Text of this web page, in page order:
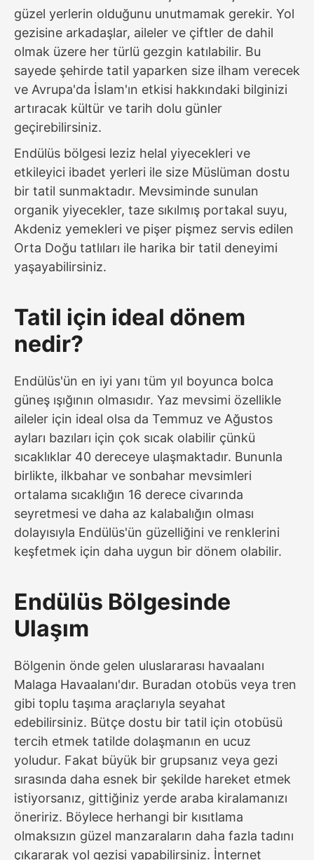
güzel yerlerin olduğunu unutmamak gerekir. Yol
gezisine arkadaşlar, aileler ve çiftler de dahil
olmak üzere her türlü gezgin katılabilir. Bu
sayede şehirde tatil yaparken size ilham verecek
ve Avrupa'da İslam'ın etkisi hakkındaki bilginizi
artıracak kültür ve tarih dolu günler
geçirebilirsiniz.
Endülüs bölgesi leziz helal yiyecekleri ve
etkileyici ibadet yerleri ile size Müslüman dostu
bir tatil sunmaktadır. Mevsiminde sunulan
organik yiyecekler, taze sıkılmış portakal suyu,
Akdeniz yemekleri ve pişer pişmez servis edilen
Orta Doğu tatlıları ile harika bir tatil deneyimi
yaşayabilirsiniz.
Tatil için ideal dönem
nedir?
Endülüs'ün en iyi yanı tüm yıl boyunca bolca
güneş ışığının olmasıdır. Yaz mevsimi özellikle
aileler için ideal olsa da Temmuz ve Ağustos
ayları bazıları için çok sıcak olabilir çünkü
sıcaklıklar 40 dereceye ulaşmaktadır. Bununla
birlikte, ilkbahar ve sonbahar mevsimleri
ortalama sıcaklığın 16 derece civarında
seyretmesi ve daha az kalabalığın olması
dolayısıyla Endülüs'ün güzelliğini ve renklerini
keşfetmek için daha uygun bir dönem olabilir.
Endülüs Bölgesinde
Ulaşım
Bölgenin önde gelen uluslararası havaalanı
Malaga Havaalanı'dır. Buradan otobüs veya tren
gibi toplu taşıma araçlarıyla seyahat
edebilirsiniz. Bütçe dostu bir tatil için otobüsü
tercih etmek tatilde dolaşmanın en ucuz
yoludur. Fakat büyük bir grupsanız veya gezi
sırasında daha esnek bir şekilde hareket etmek
istiyorsanız, gittiğiniz yerde araba kiralamanızı
öneririz. Böylece herhangi bir kısıtlama
olmaksızın güzel manzaraların daha fazla tadını
çıkararak yol gezisi yapabilirsiniz. İnternet